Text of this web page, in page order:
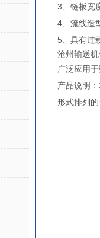
3、链板宽
4、流线造
5、具有过
沧州输送
广泛应用
产品说明
形式排列